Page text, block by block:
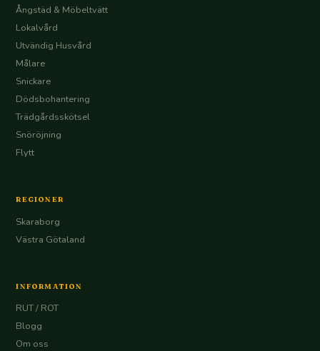
Ångstäd & Möbeltvätt
Lokalvård
Utvändig Husvård
Målare
Snickare
Dödsbohantering
Trädgårdsskötsel
Snöröjning
Flytt
REGIONER
Skaraborg
Västra Götaland
INFORMATION
RUT / ROT
Blogg
Om oss